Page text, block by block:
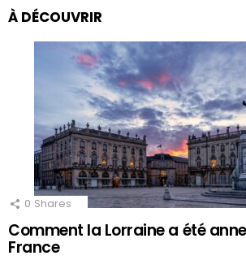
À DÉCOUVRIR
0 Shares
Comment la Lorraine a été
France